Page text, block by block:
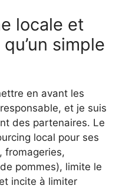
locale et
simple
en avant les
et je suis
des partenaires. Le
local pour ses
fromageries,
pommes), limite le
incite à limiter